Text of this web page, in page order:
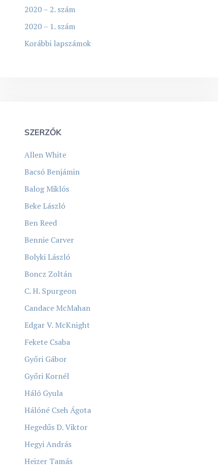
2020 – 2. szám
2020 – 1. szám
Korábbi lapszámok
SZERZŐK
Allen White
Bacsó Benjámin
Balog Miklós
Beke László
Ben Reed
Bennie Carver
Bolyki László
Boncz Zoltán
C. H. Spurgeon
Candace McMahan
Edgar V. McKnight
Fekete Csaba
Győri Gábor
Győri Kornél
Háló Gyula
Hálóné Cseh Ágota
Hegedűs D. Viktor
Hegyi András
Heizer Tamás